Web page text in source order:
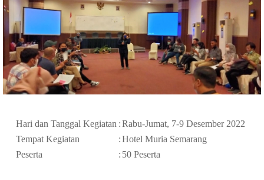
Hari dan Tanggal Kegiatan :Rabu-Jumat, 7-9 Desember 2022
Tempat Kegiatan
:Hotel Muria Semarang
Peserta
: 50 Peserta